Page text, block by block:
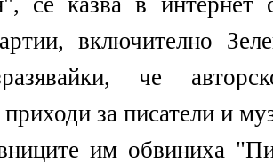
включително
че
за писатели и
им обвиниха